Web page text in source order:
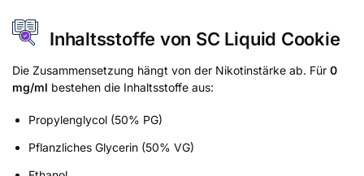
Inhaltsstoffe von SC Liquid Cookie
Die Zusammensetzung hängt von der Nikotinstärke ab. Für 0
mg/ml bestehen die Inhaltsstoffe aus:
Propylenglycol (50% PG)
Pflanzliches Glycerin (50% VG)